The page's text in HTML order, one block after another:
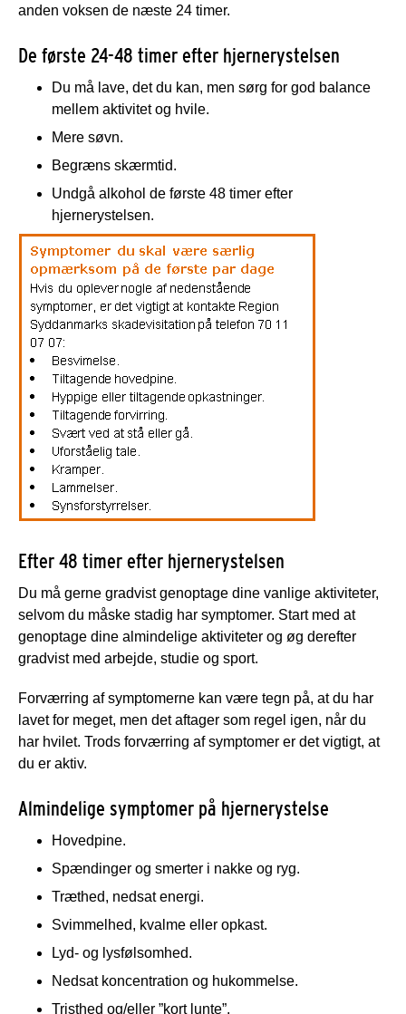
anden voksen de næste 24 timer.
De første 24-48 timer efter hjernerystelsen
Du må lave, det du kan, men sørg for god balance
mellem aktivitet og hvile.
Mere søvn.
Begræns skærmtid.
Undgå alkohol de første 48 timer efter
hjernerystelsen.
Efter 48 timer efter hjernerystelsen
Du må gerne gradvist genoptage dine vanlige aktiviteter,
selvom du måske stadig har symptomer. Start med at
genoptage dine almindelige aktiviteter og øg derefter
gradvist med arbejde, studie og sport.
Forværring af symptomerne kan være tegn på, at du har
lavet for meget, men det aftager som regel igen, når du
har hvilet. Trods forværring af symptomer er det vigtigt, at
du er aktiv.
Almindelige symptomer på hjernerystelse
Hovedpine.
Spændinger og smerter i nakke og ryg.
Træthed, nedsat energi.
Svimmelhed, kvalme eller opkast.
Lyd- og lysfølsomhed.
Nedsat koncentration og hukommelse.
Tristhed og/eller ”kort lunte”.